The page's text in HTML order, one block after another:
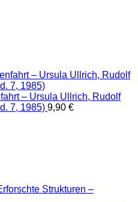
– Ursula Ullrich, Rudolf
7, 1985) 9,90 €